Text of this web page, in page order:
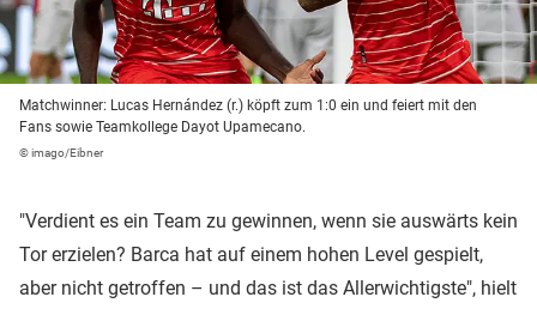
Matchwinner: Lucas Hernández (r.) köpft zum 1:0 ein und feiert mit den
Fans sowie Teamkollege Dayot Upamecano.
© imago/Eibner
"Verdient es ein Team zu gewinnen, wenn sie auswärts kein
Tor erzielen? Barca hat auf einem hohen Level gespielt,
aber nicht getroffen – und das ist das Allerwichtigste", hielt